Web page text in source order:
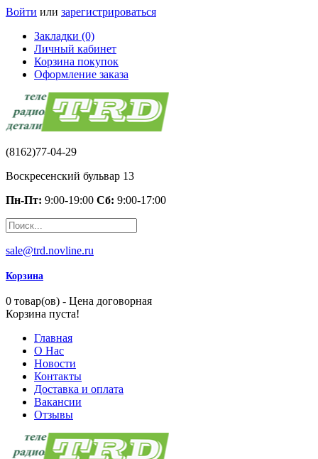
Войти или зарегистрироваться
Закладки (0)
Личный кабинет
Корзина покупок
Оформление заказа
(8162)77-04-29
Воскресенский бульвар 13
Пн-Пт: 9:00-19:00 Сб: 9:00-17:00
sale@trd.novline.ru
Корзина
0 товар(ов) - Цена договорная
Корзина пуста!
Главная
О Нас
Новости
Контакты
Доставка и оплата
Вакансии
Отзывы